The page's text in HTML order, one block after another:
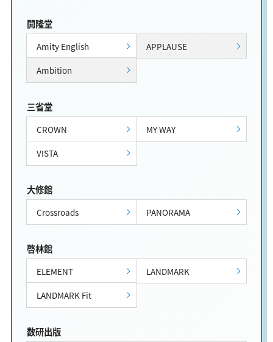
開隆堂
Amity English
APPLAUSE
Ambition
三省堂
CROWN
MY WAY
VISTA
大修館
Crossroads PANORAMA
啓林館
ELEMENT
LANDMARK
LANDMARK Fit
数研出版